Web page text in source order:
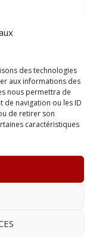
des technologies
aux informations des
nous permettra de
navigation ou les ID
de retirer son
caractéristiques
Franche Cité Dillon
–